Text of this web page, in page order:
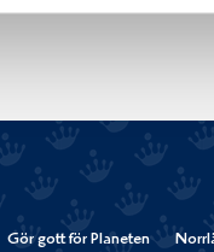
Gör gott för Planeten